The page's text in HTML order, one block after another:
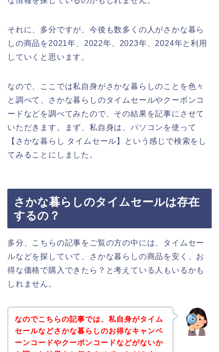
それに、多分ですが、今後も数多くの人がさかな暮ら
しの商品を2021年、2022年、2023年、2024年と利用
していくと思います。
なので、ここでは私自身がさかな暮らしのことを色々
と調べて、さかな暮らしのタイムセールやクーポンコ
ードなどを調べてみたので、その結果を記事にさせて
いただきます。まず、私自身は、パソコンを使って
【さかな暮らし タイムセール】という感じで検索をし
てみることにしました。
さかな暮らしのタイムセールは存在
するの？
多分、こちらの記事をご覧の方の中には、タイムセー
ルなどを探していて、さかな暮らしの商品を安く、お
得な価格で購入できたら？と考えている人もいるかも
しれません。
なのでこちらの記事では、私自身がタイム
セールなどさかな暮らしのお得なキャンペ
ーンコードやクーポンコードなどがないか